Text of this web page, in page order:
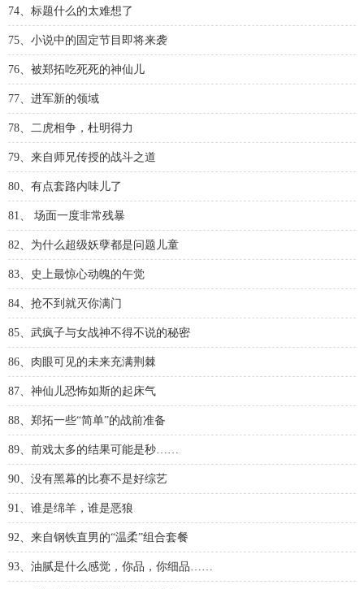
74、标题什么的太难想了
75、小说中的固定节目即将来袭
76、被郑拓吃死死的神仙儿
77、进军新的领域
78、二虎相争，杜明得力
79、来自师兄传授的战斗之道
80、有点套路内味儿了
81、 场面一度非常残暴
82、为什么超级妖孽都是问题儿童
83、史上最惊心动魄的午觉
84、抢不到就灭你满门
85、武疯子与女战神不得不说的秘密
86、肉眼可见的未来充满荆棘
87、神仙儿恐怖如斯的起床气
88、郑拓一些“简单”的战前准备
89、前戏太多的结果可能是秒……
90、没有黑幕的比赛不是好综艺
91、谁是绵羊，谁是恶狼
92、来自钢铁直男的“温柔”组合套餐
93、油腻是什么感觉，你品，你细品……